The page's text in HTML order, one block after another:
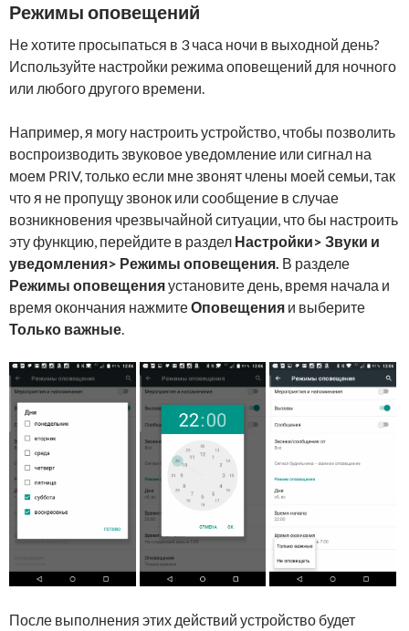
Режимы оповещений
Не хотите просыпаться в 3 часа ночи в выходной день?
Используйте настройки режима оповещений для ночного
или любого другого времени.
Например, я могу настроить устройство, чтобы позволить
воспроизводить звуковое уведомление или сигнал на
моем PRIV, только если мне звонят члены моей семьи, так
что я не пропущу звонок или сообщение в случае
возникновения чрезвычайной ситуации, что бы настроить
эту функцию, перейдите в раздел Настройки> Звуки и
уведомления> Режимы оповещения. В разделе
Режимы оповещенияустановите день, время начала и
время окончания нажмитеОповещения и выберите
Только важные.
После выполнения этих действий устройство будет